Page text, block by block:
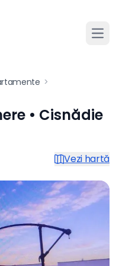
>
cu
• Cisnădie
Vezi hartă